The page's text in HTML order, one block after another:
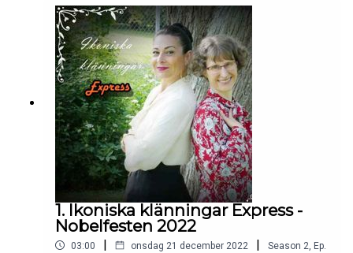
1. Ikoniska klänningar Express -
Nobelfesten 2022
03:00 | onsdag 21 december 2022 | Season 2, Ep.